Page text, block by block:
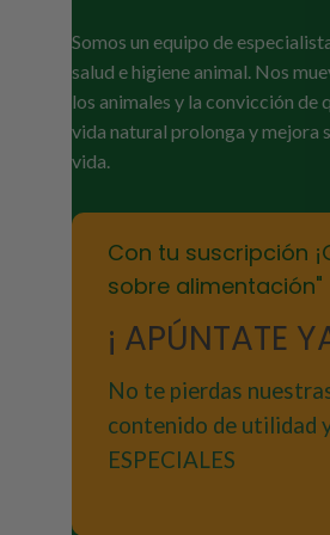
Somos un equipo de
salud e higiene animal. Nos
los animales y la convicción de
vida natural prolonga y mejora
vida.
Con tu suscripción
sobre alimentación"
¡ APÚNTATE
No te pierdas
contenido de utilidad
ESPECIALES